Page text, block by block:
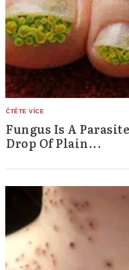
Fungus Is A
Drop Of Plain...